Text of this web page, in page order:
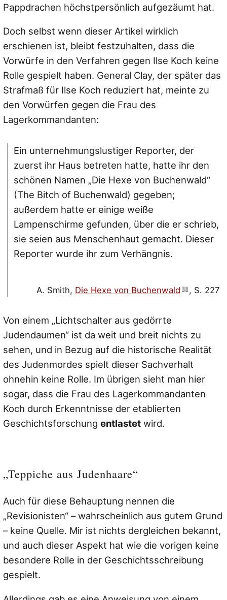
Pappdrachen höchstpersönlich aufgezäumt hat.
Doch selbst wenn dieser Artikel wirklich
erschienen ist, bleibt festzuhalten, dass die
Vorwürfe in den Verfahren gegen Ilse Koch keine
Rolle gespielt haben. General Clay, der später das
Strafmaß für Ilse Koch reduziert hat, meinte zu
den Vorwürfen gegen die Frau des
Lagerkommandanten:
Ein unternehmungslustiger Reporter, der
zuerst ihr Haus betreten hatte, hatte ihr den
schönen Namen „Die Hexe von Buchenwald“
(The Bitch of Buchenwald) gegeben;
außerdem hatte er einige weiße
Lampenschirme gefunden, über die er schrieb,
sie seien aus Menschenhaut gemacht. Dieser
Reporter wurde ihr zum Verhängnis.
A. Smith, Die Hexe von Buchenwald , S. 227
Von einem „Lichtschalter aus gedörrte
Judendaumen“ ist da weit und breit nichts zu
sehen, und in Bezug auf die historische Realität
des Judenmordes spielt dieser Sachverhalt
ohnehin keine Rolle. Im übrigen sieht man hier
sogar, dass die Frau des Lagerkommandanten
Koch durch Erkenntnisse der etablierten
Geschichtsforschungentlastet wird.
„Teppiche aus Judenhaare“
Auch für diese Behauptung nennen die
„Revisionisten“ – wahrscheinlich aus gutem Grund
– keine Quelle. Mir ist nichts dergleichen bekannt,
und auch dieser Aspekt hat wie die vorigen keine
besondere Rolle in der Geschichtsschreibung
gespielt.